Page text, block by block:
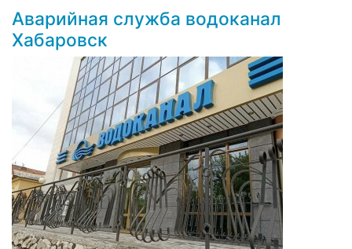
Аварийная служба водоканал
Хабаровск